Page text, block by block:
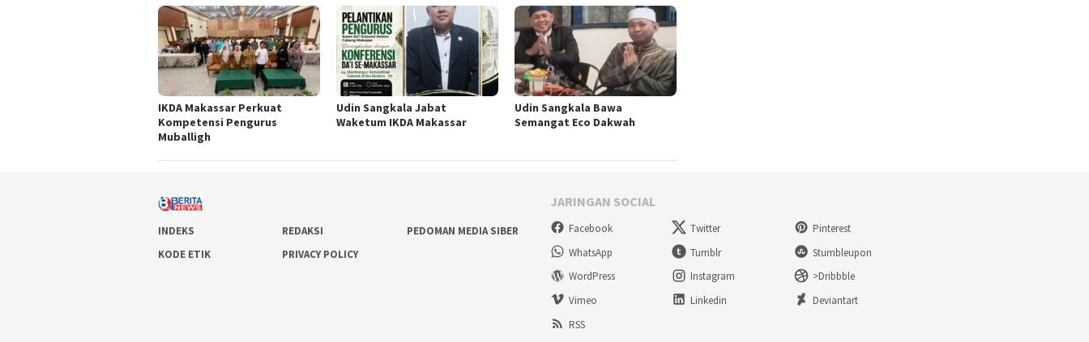
IKDA Makassar Perkuat
Kompetensi Pengurus
Muballigh
Udin Sangkala Jabat
Waketum IKDA Makassar
Udin Sangkala Bawa
Semangat Eco Dakwah
INDEKS REDAKSI
PEDOMAN MEDIA SIBER
KODE ETIK
PRIVACY POLICY
JARINGAN SOCIAL
Facebook Twitter
Pinterest
WhatsApp
Tumblr
Stumbleupon
WordPress
Instagram
>Dribbble
Vimeo
Linkedin
Deviantart
RSS